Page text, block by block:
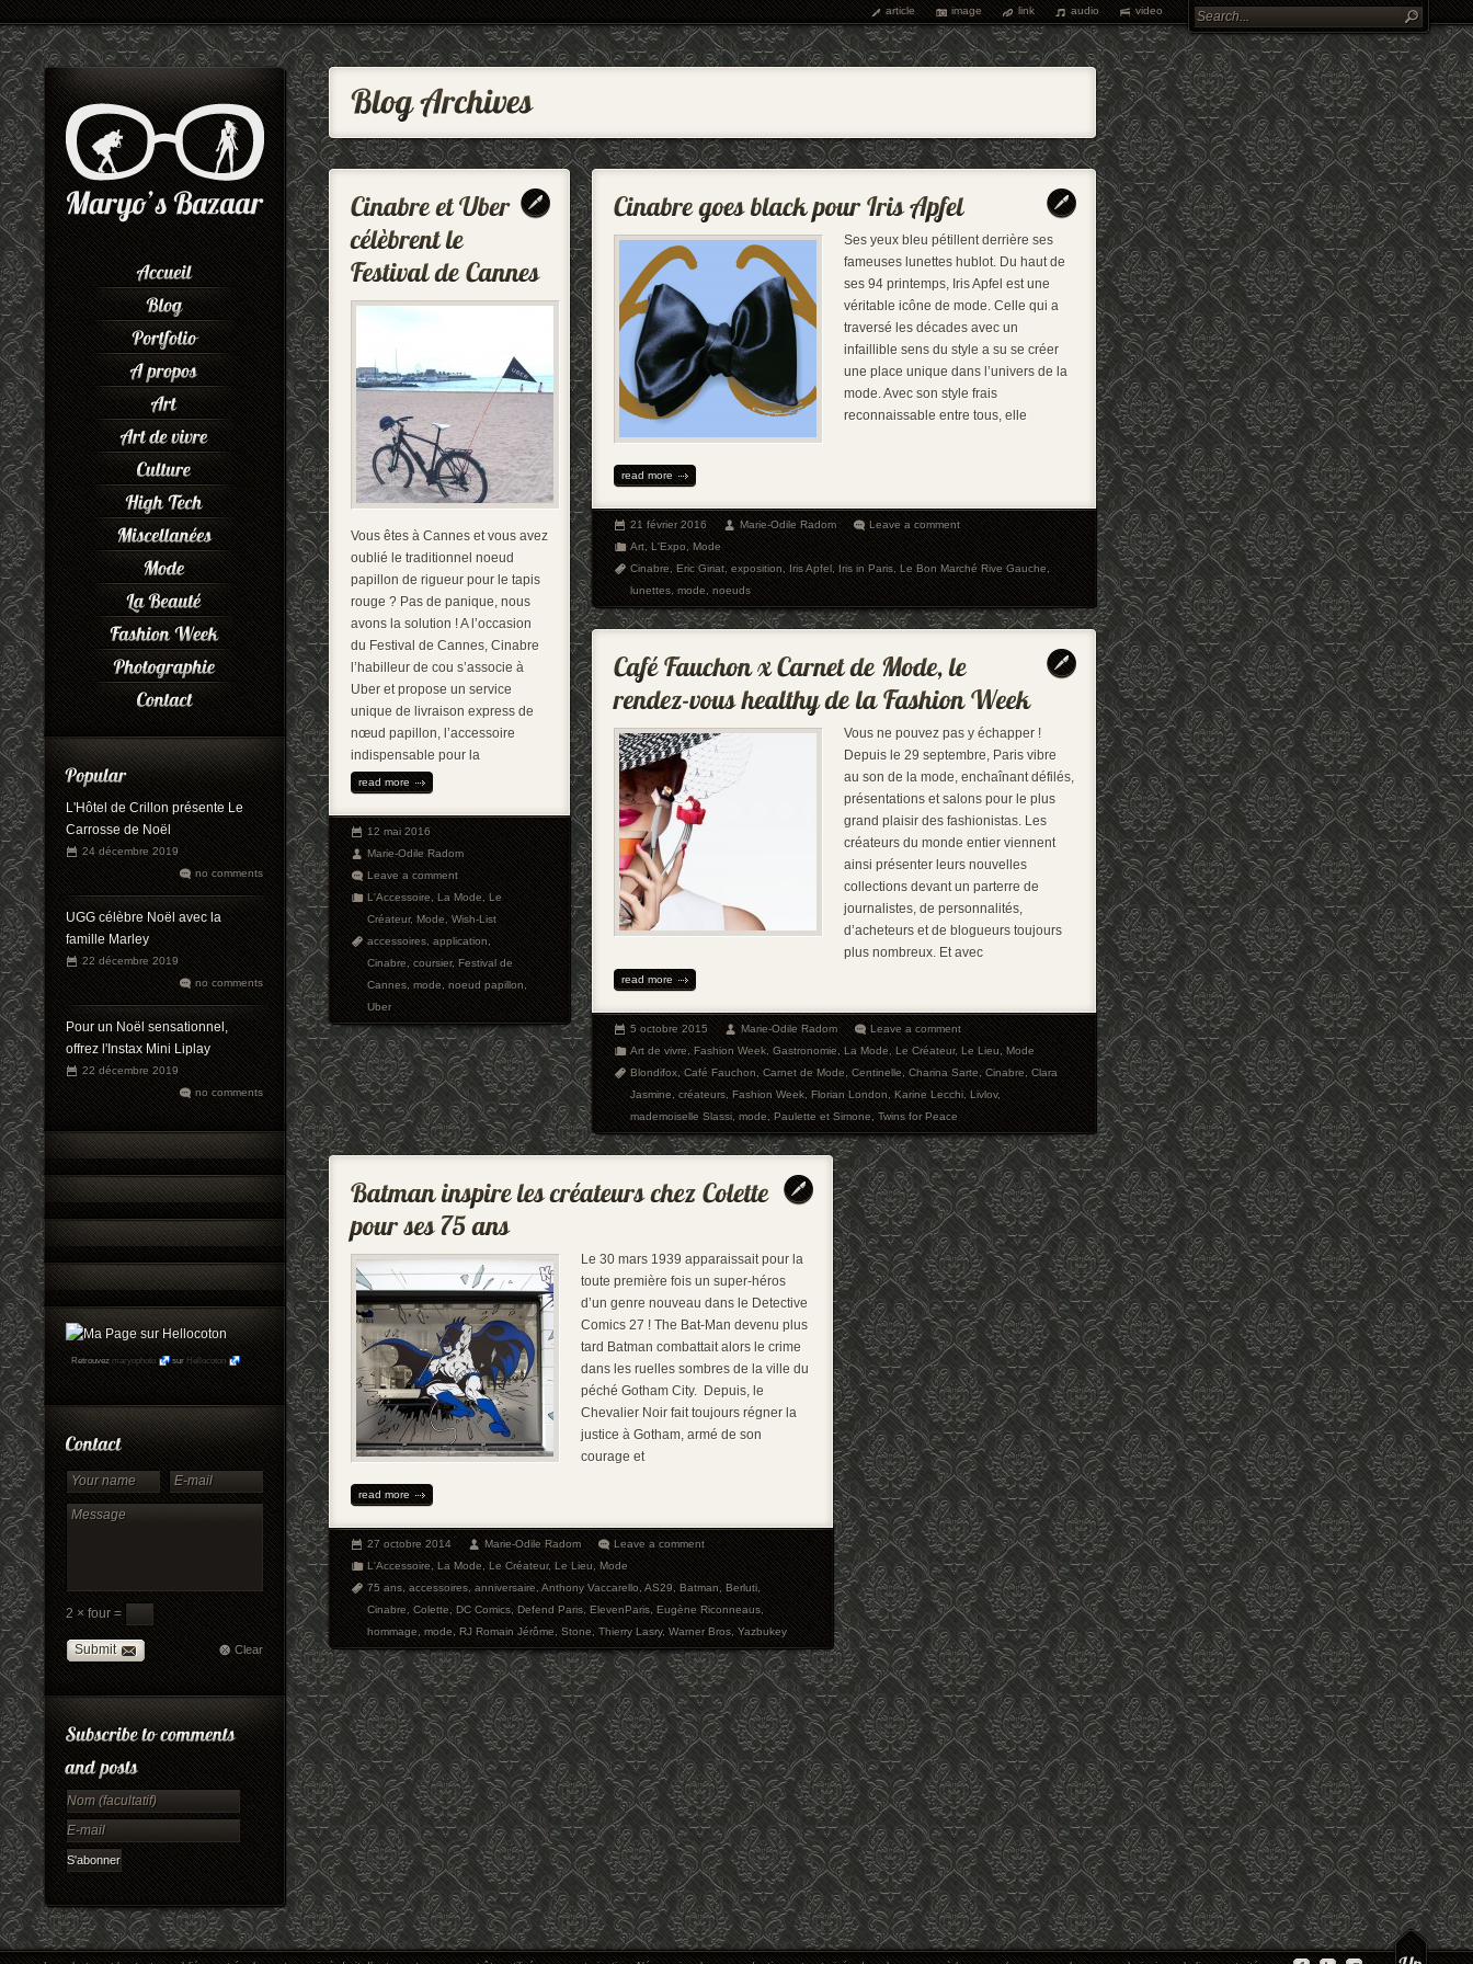
article image link audio video
L'Hôtel de Crillon présente Le
Carrosse de Noël
24 décembre 2019
no comments
UGG célèbre Noël avec la
famille Marley
22 décembre 2019
no comments
Pour un Noël sensationnel,
offrez l'Instax Mini Liplay
22 décembre 2019
no comments
Retrouvez maryophoto sur Hellocoton
2 × four =
Submit Clear
Vous êtes à Cannes et vous avez
oublié le traditionnel noeud
papillon de rigueur pour le tapis
rouge ? Pas de panique, nous
avons la solution ! A l’occasion
du Festival de Cannes, Cinabre
l’habilleur de cou s’associe à
Uber et propose un service
unique de livraison express de
nœud papillon, l’accessoire
indispensable pour la
read more
12 mai 2016
Marie-Odile Radom
Leave a comment
L'Accessoire,La Mode,Le
Créateur,Mode,Wish-List
accessoires,application,
Cinabre,coursier,Festival de
Cannes,mode,noeud papillon,
Uber
Ses yeux bleu pétillent derrière ses
fameuses lunettes hublot. Du haut de
ses 94 printemps, Iris Apfel est une
véritable icône de mode. Celle qui a
traversé les décades avec un
infaillible sens du style a su se créer
une place unique dans l’univers de la
mode. Avec son style frais
reconnaissable entre tous, elle
read more
21 février 2016 Marie-Odile Radom
Leave a comment
Art,L'Expo,Mode
Cinabre,Eric Giriat,exposition,Iris Apfel,Iris in Paris,Le Bon Marché Rive Gauche,
lunettes,mode,noeuds
Vous ne pouvez pas y échapper !
Depuis le 29 septembre, Paris vibre
au son de la mode, enchaînant défilés,
présentations et salons pour le plus
grand plaisir des fashionistas. Les
créateurs du monde entier viennent
ainsi présenter leurs nouvelles
collections devant un parterre de
journalistes, de personnalités,
d’acheteurs et de blogueurs toujours
plus nombreux. Et avec
read more
5 octobre 2015 Marie-Odile Radom
Leave a comment
Art de vivre,Fashion Week,Gastronomie,La Mode,Le Créateur,Le Lieu,Mode
Blondifox,Café Fauchon,Carnet de Mode,Centinelle,Charina Sarte,Cinabre,Clara
Jasmine,créateurs,Fashion Week,Florian London,Karine Lecchi,Livlov,
mademoiselle Slassi,mode,Paulette et Simone,Twins for Peace
Le 30 mars 1939 apparaissait pour la
toute première fois un super-héros
d’un genre nouveau dans le Detective
Comics 27 ! The Bat-Man devenu plus
tard Batman combattait alors le crime
dans les ruelles sombres de la ville du
péché Gotham City. Depuis, le
Chevalier Noir fait toujours régner la
justice à Gotham, armé de son
courage et
read more
27 octobre 2014 Marie-Odile Radom
Leave a comment
L'Accessoire,La Mode,Le Créateur,Le Lieu,Mode
75 ans,accessoires,anniversaire,Anthony Vaccarello,AS29,Batman,Berluti,
Cinabre,Colette,DC Comics,Defend Paris,ElevenParis,Eugène Riconneaus,
hommage,mode,RJ Romain Jérôme,Stone,Thierry Lasry,Warner Bros,Yazbukey